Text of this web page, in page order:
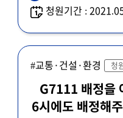
청원기간 :
#교통·건설·환경 청
G7111 배정을
6시에도 배정해